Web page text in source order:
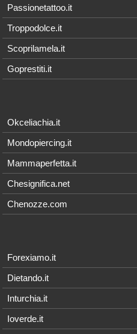
Passionetattoo.it
Troppodolce.it
Scoprilamela.it
Goprestiti.it
Okceliachia.it
Mondopiercing.it
Mammaperfetta.it
Chesignifica.net
Chenozze.com
Forexiamo.it
Dietando.it
Inturchia.it
Ioverde.it